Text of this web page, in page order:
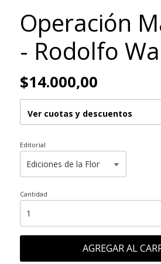
Operación
- Rodolfo
$14.000,00
Ver cuotas y descuentos
Editorial
Cantidad
AGREGAR AL